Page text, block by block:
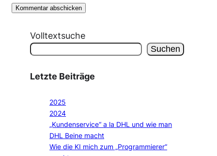
Volltextsuche
Suchen
Letzte Beiträge
2025
2024
„Kundenservice“ a la DHL und wie man
DHL Beine macht
Wie die KI mich zum „Programmierer“